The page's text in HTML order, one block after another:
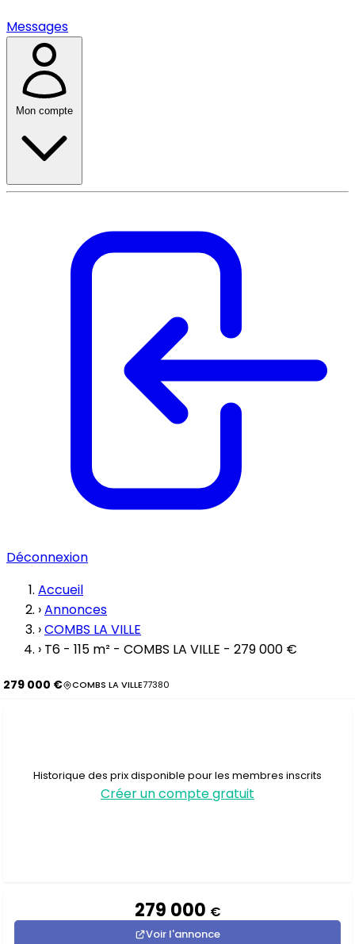
Messages
Mon compte
Déconnexion
Accueil
›Annonces
›COMBS LA VILLE
› T6 - 115 m² - COMBS LA VILLE - 279 000 €
279 000 € COMBS LA VILLE77380
Historique des prix disponible pour les membres inscrits
Créer un compte gratuit
279 000 €
Voir l'annonce